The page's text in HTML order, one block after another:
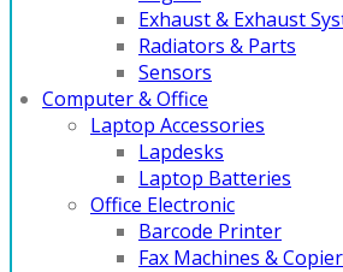
Exhaust & Exhaust
Radiators & Parts
Sensors
Computer & Office
Laptop Accessories
Lapdesks
Laptop Batteries
Office Electronic
Barcode Printer
Fax Machines &